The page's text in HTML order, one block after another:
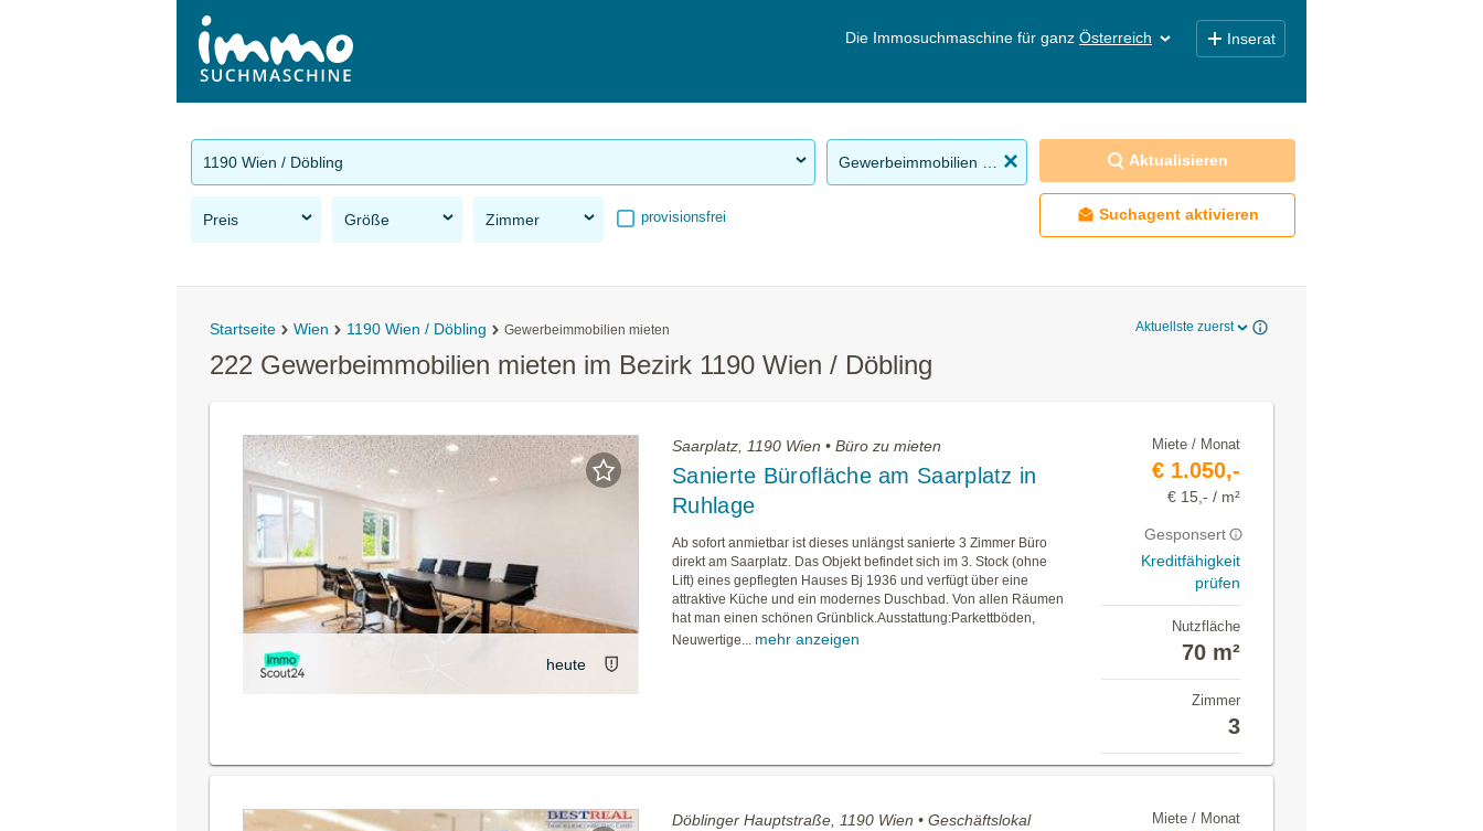
Die Immosuchmaschine für ganz Österreich Inserat
1190 Wien / Döbling
Preis Größe Zimmer provisionsfrei
Aktualisieren
Suchagent aktivieren
Startseite Wien 1190 Wien / Döbling Gewerbeimmobilien mieten Aktuellste zuerst
222 Gewerbeimmobilien mieten im Bezirk 1190 Wien / Döbling
heute
Saarplatz, 1190 Wien • Büro zu mieten
Sanierte Bürofläche am Saarplatz in
Ruhlage
Ab sofort anmietbar ist dieses unlängst sanierte 3 Zimmer Büro
direkt am Saarplatz. Das Objekt befindet sich im 3. Stock (ohne
Lift) eines gepflegten Hauses Bj 1936 und verfügt über eine
attraktive Küche und ein modernes Duschbad. Von allen Räumen
hat man einen schönen Grünblick.Ausstattung:Parkettböden,
Neuwertige... mehr anzeigen
Miete / Monat
€ 1.050,-
€ 15,- / m²
Gesponsert
Kreditfähigkeit
prüfen
Nutzfläche
70 m²
Zimmer
3
Döblinger Hauptstraße, 1190 Wien • Geschäftslokal
Miete / Monat